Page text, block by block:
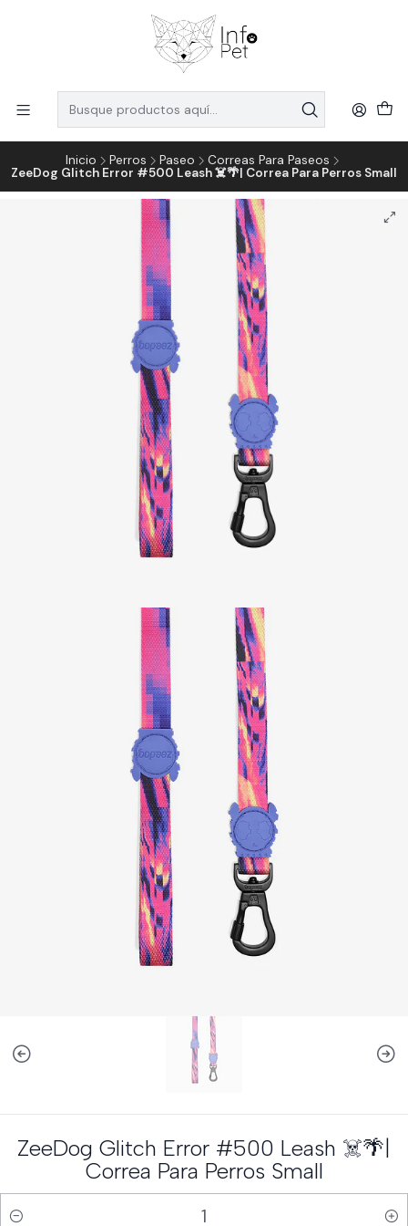
Inicio Perros Paseo
Correas Para Paseos
ZeeDog Glitch Error #500 Leash ☠️🌴| Correa Para Perros Small
ZeeDog Glitch Error #500 Leash ☠️🌴|
Correa Para Perros Small